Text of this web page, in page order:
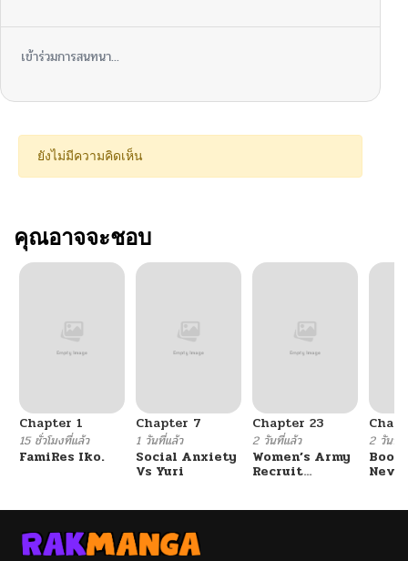
เข้าร่วมการสนทนา...
ยังไม่มีความคิดเห็น
คุณอาจจะชอบ
Chapter 1
15 ชั่วโมงที่แล้ว
FamiRes Iko.
Chapter 7
1 วันที่แล้ว
Social Anxiety
Vs Yuri
Chapter 23
2 วันที่แล้ว
Women’s Army
Recruit
2 วันที่แ